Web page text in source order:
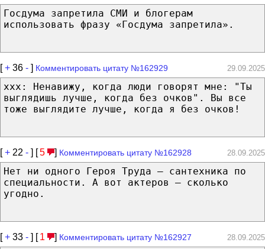
Госдума запретила СМИ и блогерам
использовать фразу «Госдума запретила».
[+ 36 - ] Комментировать цитату №162929 29.09.2025
xxx: Ненавижу, когда люди говорят мне: "Ты
выглядишь лучше, когда без очков". Вы все
тоже выглядите лучше, когда я без очков!
[+ 22 - ] [5 ] Комментировать цитату №162928 28.09.2025
Нет ни одного Героя Труда — сантехника по
специальности. А вот актеров — сколько
угодно.
[+ 33 - ] [ 1 ] Комментировать цитату №162927 28.09.2025